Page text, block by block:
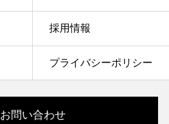
採用情報
プライバシーポリシー
お問い合わせ